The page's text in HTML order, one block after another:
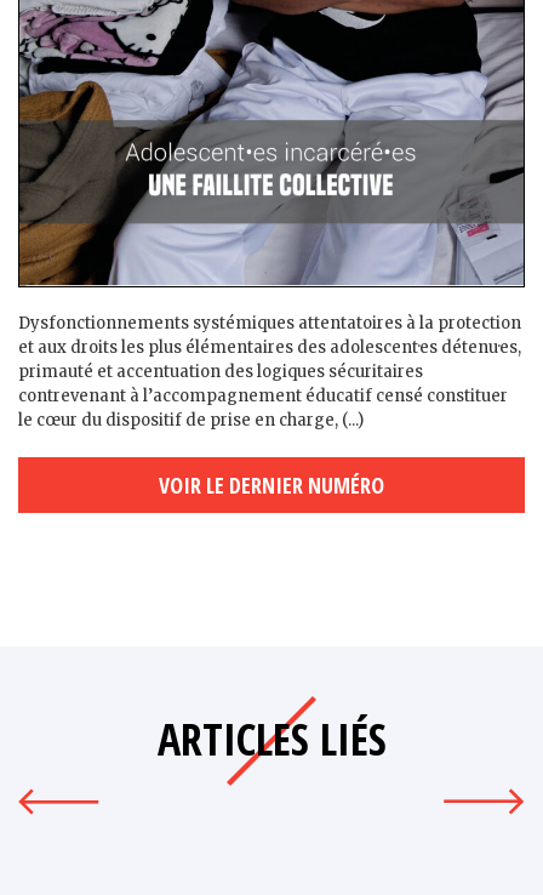
Dysfonctionnements systémiques attentatoires à la protection
et aux droits les plus élémentaires des adolescent·es détenu·es,
primauté et accentuation des logiques sécuritaires
contrevenant à l’accompagnement éducatif censé constituer
le cœur du dispositif de prise en charge, (...)
VOIR LE DERNIER NUMÉRO
ARTICLES LIÉS